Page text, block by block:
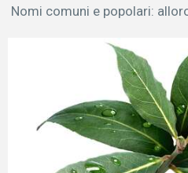
Nomi comuni e popolari: